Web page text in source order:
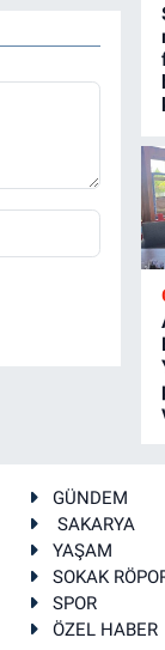
GÜNDEM
SAKARYA
YAŞAM
SOKAK
SPOR
ÖZEL HABER